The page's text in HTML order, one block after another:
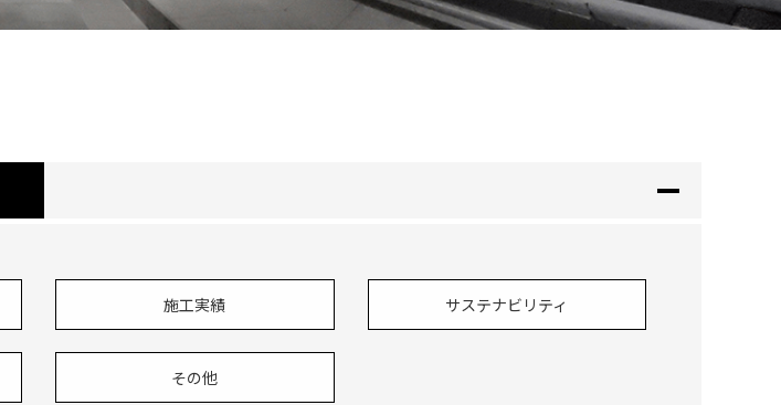
施工実績 サステナビリティ
その他